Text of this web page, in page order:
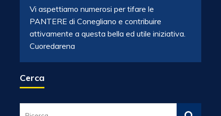
Vi aspettiamo numerosi per tifare le
PANTERE di Conegliano e contribuire
attivamente a questa bella ed utile iniziativa.
Cuoredarena
Cerca